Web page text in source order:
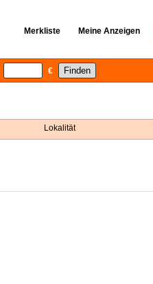
Merkliste Meine Anzeigen
€
Lokalität